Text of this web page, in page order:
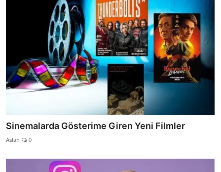
Sinemalarda Gösterime Giren Yeni Filmler
Aslan 0